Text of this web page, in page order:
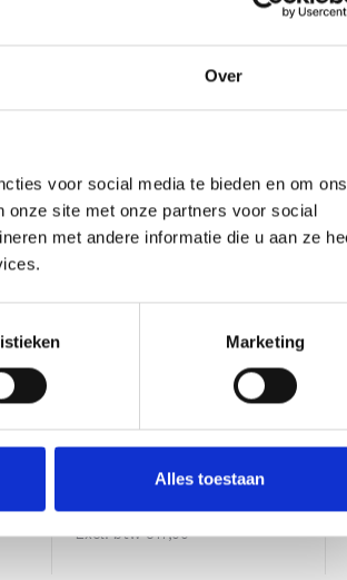
Over
voor social media te bieden en om ons
onze site met onze partners voor social
met andere informatie die u aan ze
Marketing
Alles toestaan
877,25 709,97
18%
Protimeter
Surveymaster vochtmeter
hout, beton, vloeren en
wanden
761,09 625,57
Excl. btw 517,00